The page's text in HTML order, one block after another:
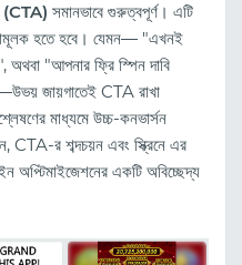
(CTA) সমানভাবে গুরুত্বপূর্ণ। এটি
হতে হবে। যেমন— "এখনই
"আপনার ফ্রি স্পিন দাবি
জায়গাতেই CTA রাখা
মাধ্যমে উচ্চ-কনভার্সন
CTA-র শব্দচয়ন এবং স্ক্রিনে এর
অপ্টিমাইজেশনের একটি অবিচ্ছেদ্য